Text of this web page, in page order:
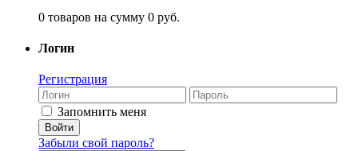
0 товаров на сумму 0 руб.
Логин
Регистрация
Запомнить меня
Забыли свой пароль?